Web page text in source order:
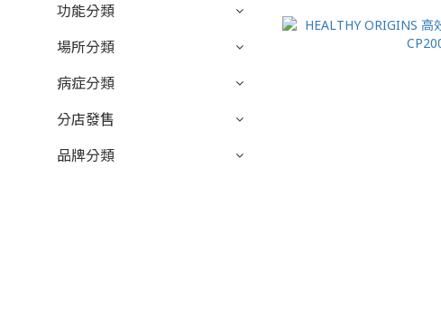
功能分類
場所分類
病症分類
分店發售
品牌分類